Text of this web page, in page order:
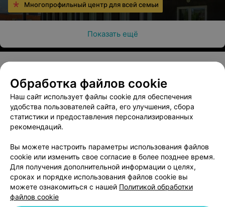
Многопрофильный центр для всей семьи
Показать ещё
О проекте Новости проекта
Размещение рекламы
Медицинский маркетинг
Публичный договор
Пользовательское соглашение
Способы оплаты
Написать в поддержку
Персональные настройки cookie
Обработка персональных данных
Обработка файлов cookie
Наш сайт использует файлы cookie для обеспечения
удобства пользователей сайта, его улучшения, сбора
статистики и предоставления персонализированных
рекомендаций.
Вы можете настроить параметры использования файлов
cookie или изменить свое согласие в более позднее время.
Для получения дополнительной информации о целях,
сроках и порядке использования файлов cookie вы
можете ознакомиться с нашей Политикой обработки
файлов cookie